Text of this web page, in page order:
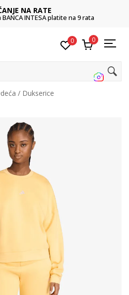
NA RATE
INTESA platite na 9 rata
0 0
Dukserice